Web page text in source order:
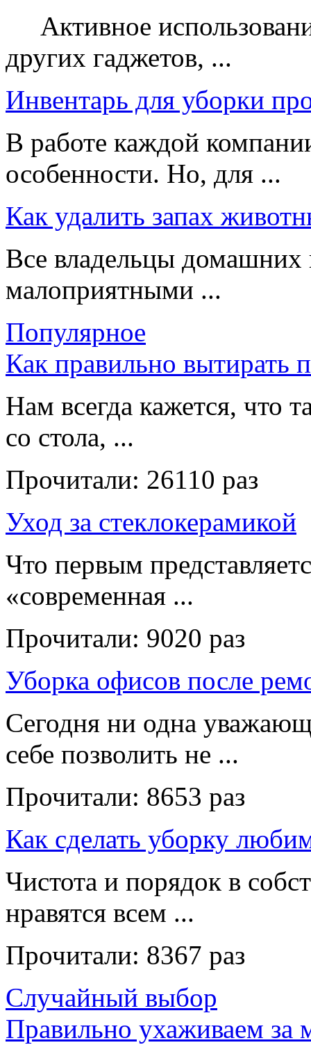
Активное
других гаджетов, ...
Инвентарь для уборки
В работе каждой
особенности. Но, для ...
Как удалить запах
Все владельцы домашних
малоприятными ...
Популярное
Как правильно вытирать
Нам всегда кажется, что
со стола, ...
Прочитали: 26110 раз
Уход за стеклокерамикой
Что первым
«современная ...
Прочитали: 9020 раз
Уборка офисов после
Сегодня ни одна
себе позволить не ...
Прочитали: 8653 раз
Как сделать уборку
Чистота и порядок в
нравятся всем ...
Прочитали: 8367 раз
Случайный выбор
Правильно ухаживаем